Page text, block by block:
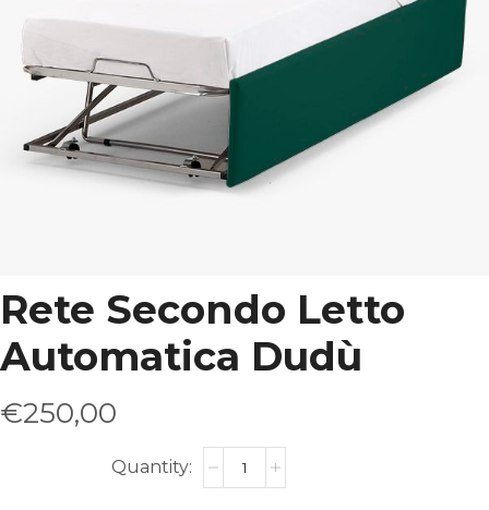
Rete Secondo Letto
Automatica Dudù
€250,00
Rete
Secondo